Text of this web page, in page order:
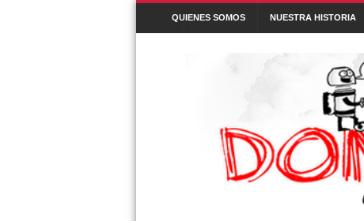
QUIENES SOMOS NUESTRA HISTORIA
Cuentos/ Frases y más
#ELPROGRAMADEFANTINO CUENTOS
Aguántanos en Twitter
Tweets by DonPatadon